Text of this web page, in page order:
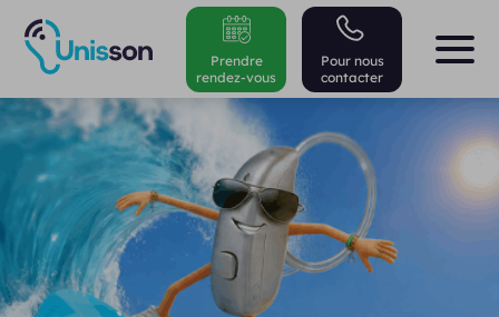
Pour nous
contacter
Prendre
rendez-vous